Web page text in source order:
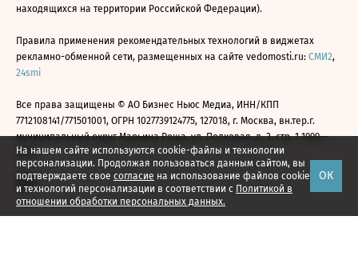
На нашем сайте используются cookie-файлы и технологии
персонализации. Продолжая пользоваться данным сайтом, вы
подтверждаете свое согласие на использование файлов cookie
и технологий персонализации в соответствии с Политикой в
отношении обработки персональных данных.
ОК
находящихся на территории Российской Федерации).
Правила применения рекомендательных технологий в виджетах
рекламно-обменной сети, размещенных на сайте vedomosti.ru: СМИ2,
24smi
Все права защищены © АО Бизнес Ньюс Медиа, ИНН/КПП
7712108141/771501001, ОГРН 1027739124775, 127018, г. Москва, вн.тер.г.
муниципальный округ Марьина Роща, ул. Полковая, д. 3, стр. 1 1999—
2026